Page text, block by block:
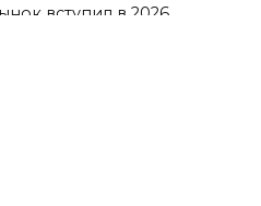
вступил в 2026